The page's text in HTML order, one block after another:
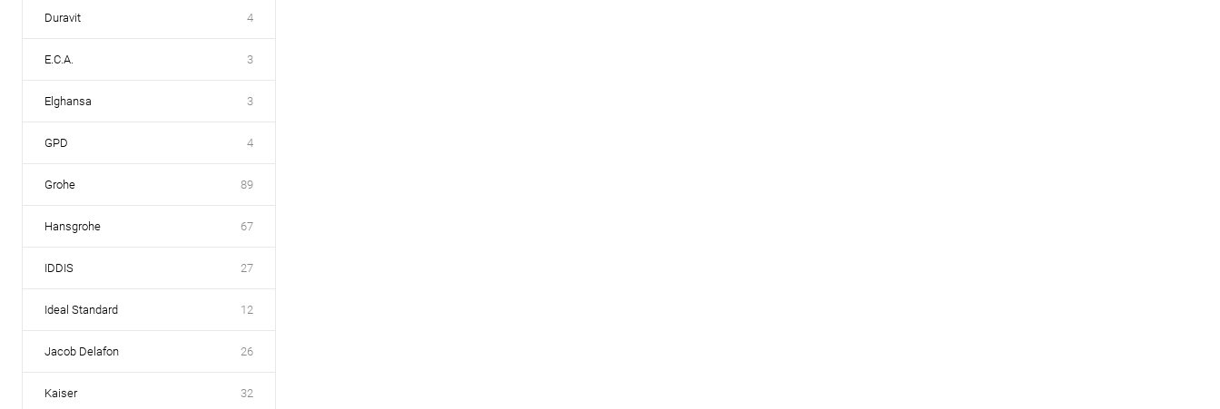
Duravit 4
E.C.A. 3
Elghansa 3
GPD 4
Grohe 89
Hansgrohe 67
IDDIS 27
Ideal Standard 12
Jacob Delafon 26
Kaiser 32